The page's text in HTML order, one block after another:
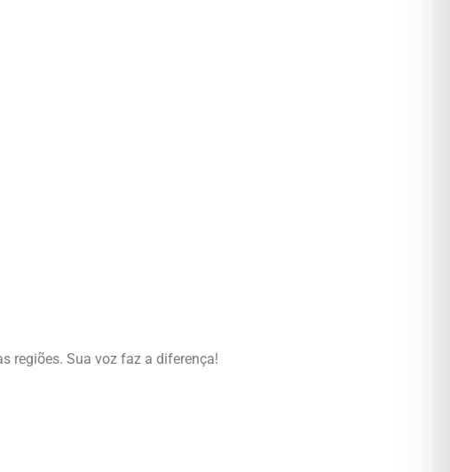
regiões. Sua voz faz a diferença!